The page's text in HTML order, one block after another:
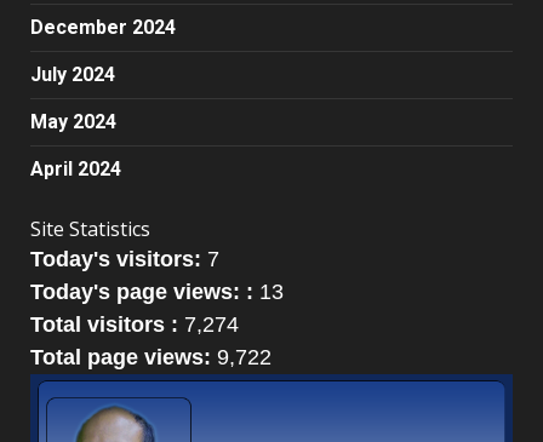
December 2024
July 2024
May 2024
April 2024
Site Statistics
Today's visitors: 7
Today's page views: : 13
Total visitors : 7,274
Total page views: 9,722